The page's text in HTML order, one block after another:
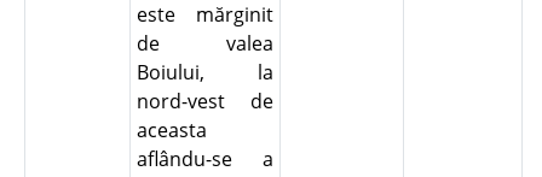
este mărginit
de valea
Boiului, la
nord-vest de
aceasta
aflându-se a